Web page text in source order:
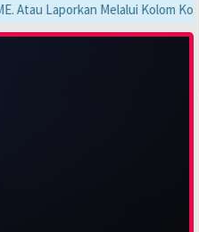
Laporkan Melalui Kolom Komentar.